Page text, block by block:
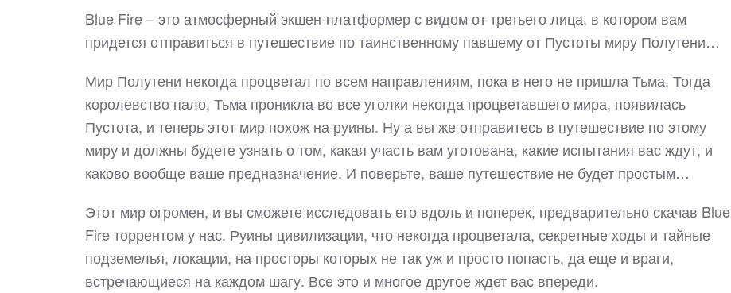
Blue Fire – это атмосферный экшен-платформер с видом от третьего лица, в котором вам
придется отправиться в путешествие по таинственному павшему от Пустоты миру Полутени…
Мир Полутени некогда процветал по всем направлениям, пока в него не пришла Тьма. Тогда
королевство пало, Тьма проникла во все уголки некогда процветавшего мира, появилась
Пустота, и теперь этот мир похож на руины. Ну а вы же отправитесь в путешествие по этому
миру и должны будете узнать о том, какая участь вам уготована, какие испытания вас ждут, и
каково вообще ваше предназначение. И поверьте, ваше путешествие не будет простым…
Этот мир огромен, и вы сможете исследовать его вдоль и поперек, предварительно скачав Blue
Fire торрентом у нас. Руины цивилизации, что некогда процветала, секретные ходы и тайные
подземелья, локации, на просторы которых не так уж и просто попасть, да еще и враги,
встречающиеся на каждом шагу. Все это и многое другое ждет вас впереди.